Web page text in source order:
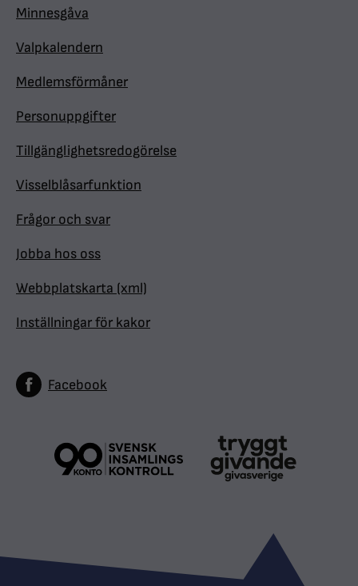
Minnesgåva
Valpkalendern
Medlemsförmåner
Personuppgifter
Tillgänglighetsredogörelse
Visselblåsarfunktion
Frågor och svar
Jobba hos oss
Webbplatskarta (xml)
Inställningar för kakor
Facebook